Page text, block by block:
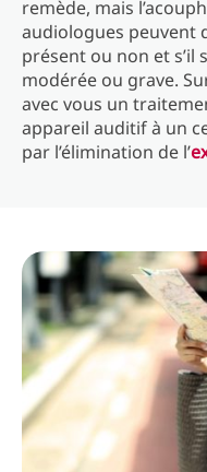
remède, mais
audiologues peuvent
présent ou non et s’il
modérée ou grave.
avec vous un
appareil auditif à un
par l’élimination de l’